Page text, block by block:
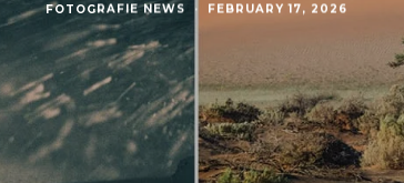
FOTOGRAFIE NEWS · FEBRUARY 17, 2026